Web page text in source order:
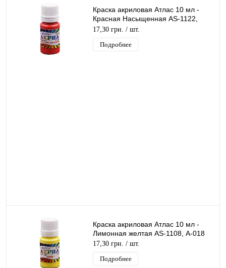
Краска акриловая Атлас 10 мл -
Красная Насыщенная AS-1122,
А-032
17,30 грн. / шт.
Подробнее
Краска акриловая Атлас 10 мл -
Лимонная желтая AS-1108, А-018
17,30 грн. / шт.
Подробнее